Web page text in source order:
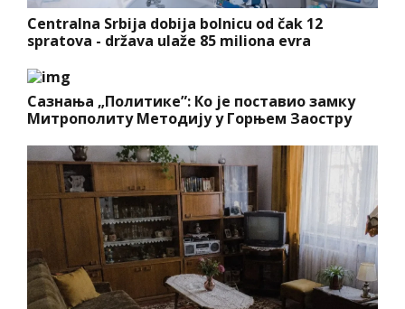
Centralna Srbija dobija bolnicu od čak 12
spratova - država ulaže 85 miliona evra
Сазнања „Политике”: Ко је поставио замку
Митрополиту Методију у Горњем Заостру